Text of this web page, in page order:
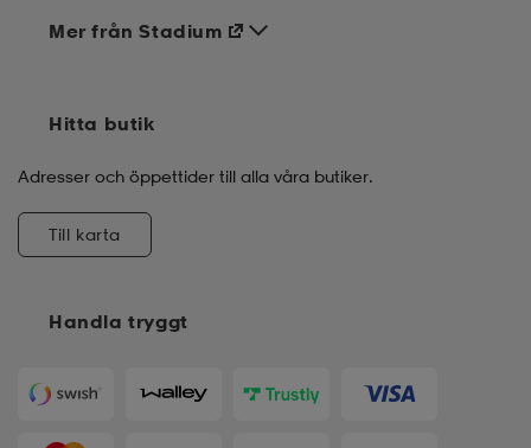
Handla tryggt
Mer från Stadium
Hitta butik
Adresser och öppettider till alla våra butiker.
Till karta